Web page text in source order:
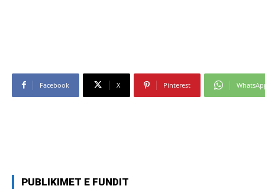
Facebook X Pinterest
PUBLIKIMET E FUNDIT